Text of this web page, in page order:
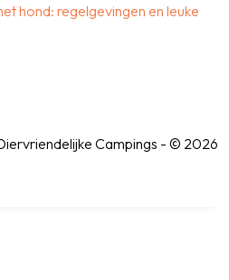
hond: regelgevingen en leuke
Campings - © 2026